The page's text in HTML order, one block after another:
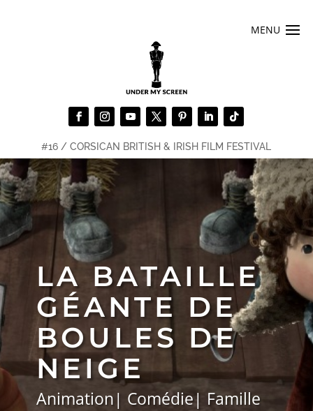
#16 / CORSICAN BRITISH & IRISH FILM FESTIVAL
LA BATAILLE
GÉANTE DE
BOULES DE
NEIGE
Animation| Comédie| Famille